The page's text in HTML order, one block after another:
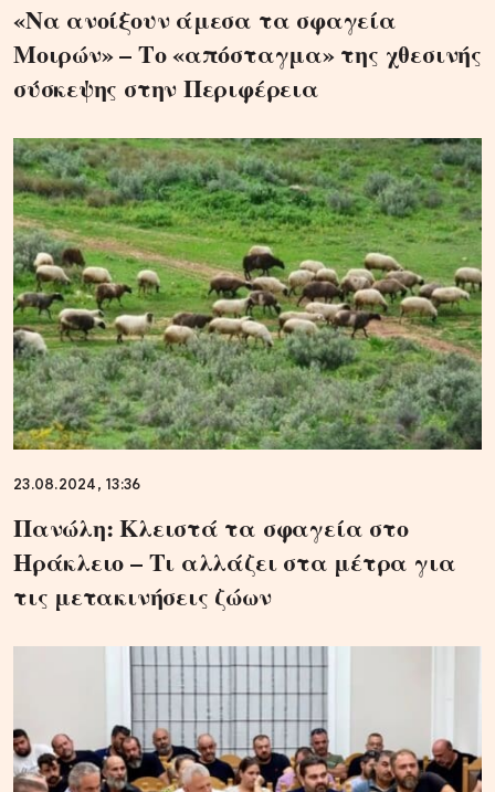
«Να ανοίξουν άμεσα τα σφαγεία
Μοιρών» – Το «απόσταγμα» της χθεσινής
σύσκεψης στην Περιφέρεια
23.08.2024, 13:36
Πανώλη: Κλειστά τα σφαγεία στο
Ηράκλειο – Τι αλλάζει στα μέτρα για
τις μετακινήσεις ζώων